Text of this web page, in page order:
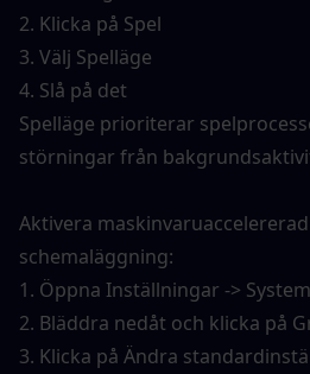
2. Klicka på Spel
3. Välj Spelläge
4. Slå på det
Spelläge prioriterar
störningar från
Aktivera maskinvaruaccelererad
schemaläggning:
1. Öppna Inställningar ->
2. Bläddra nedåt och klicka på
3. Klicka på Ändra